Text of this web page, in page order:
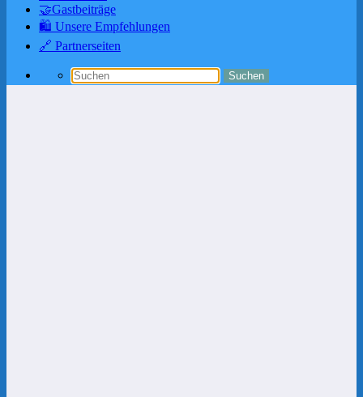
🤝Gastbeiträge
🛍️ Unsere Empfehlungen
🔗 Partnerseiten